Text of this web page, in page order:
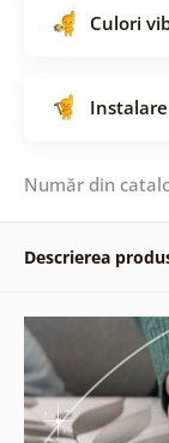
Culori
Număr din
Descrierea